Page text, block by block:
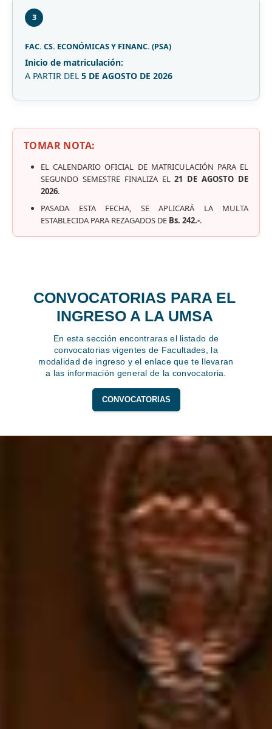
3
FAC. CS. ECONÓMICAS Y FINANC. (PSA)
Inicio de matriculación:
A PARTIR DEL 5 DE AGOSTO DE 2026
TOMAR NOTA:
EL CALENDARIO OFICIAL DE MATRICULACIÓN PARA EL
SEGUNDO SEMESTRE FINALIZA EL21 DE AGOSTO DE
2026.
PASADA ESTA FECHA, SE APLICARÁ LA MULTA
ESTABLECIDA PARA REZAGADOS DE Bs. 242.-.
CONVOCATORIAS PARA EL
INGRESO A LA UMSA
En esta sección encontraras el listado de
convocatorias vigentes de Facultades, la
modalidad de ingreso y el enlace que te llevaran
a las información general de la convocatoria.
CONVOCATORIAS